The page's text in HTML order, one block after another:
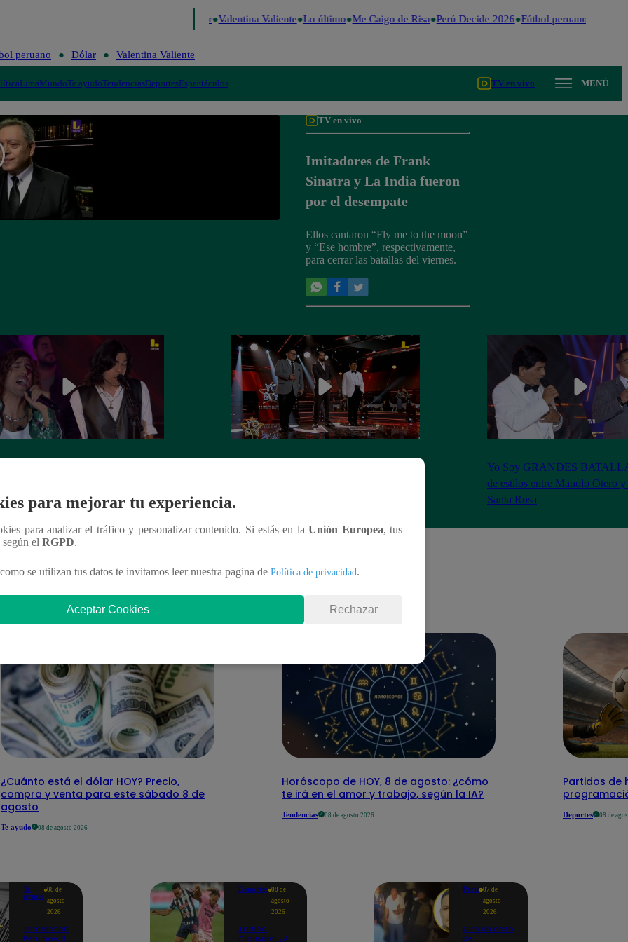
Valentina Valiente Lo último Me Caigo de Risa Perú Decide 2026 Fútbol peruano
peruano Dólar Valentina Valiente
LimaMundoTe ayudoTendenciasDeportesEspectáculos TV en vivo MENÚ
TV en vivo
Imitadores de Frank
Sinatra y La India fueron
por el desempate
Ellos cantaron “Fly me to the moon”
y “Ese hombre”, respectivamente,
para cerrar las batallas del viernes.
Mateos
Yo Soy GRANDES
de estilos entre Manolo Otero
Santa Rosa
¿Cuánto está el dólar HOY? Precio,
compra y venta para este sábado 8 de
agosto
Te ayudo 08 de agosto 2026
Horóscopo de HOY, 8 de agosto: ¿cómo
te irá en el amor y trabajo, según la IA?
Tendencias 08 de agosto 2026
Partidos de
Deportes 08 de
Te
ayudo
08 de
agosto
2026
Temblor en
Perú hoy, 8
Deportes 08 de
agosto
2026
Torneo
Clausura: ¿A
Perú 07 de
agosto
2026
Giro en caso
de
para mejorar tu experiencia.
para analizar el tráfico y personalizar contenido. Si estás en laUnión Europea, tus
según el RGPD.
se utilizan tus datos te invitamos leer nuestra pagina de Política de privacidad.
Aceptar Cookies Rechazar